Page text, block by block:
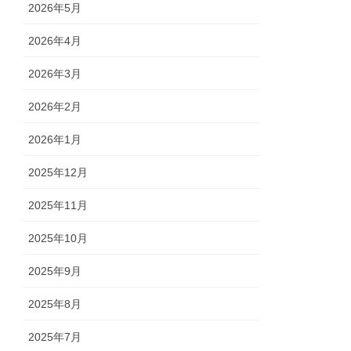
2026年5月
2026年4月
2026年3月
2026年2月
2026年1月
2025年12月
2025年11月
2025年10月
2025年9月
2025年8月
2025年7月